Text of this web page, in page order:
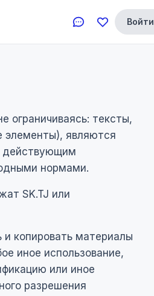
Войти
ограничиваясь: тексты,
элементы), являются
действующим
нормами.
SK.TJ или
и копировать материалы
иное использование,
или иное
разрешения